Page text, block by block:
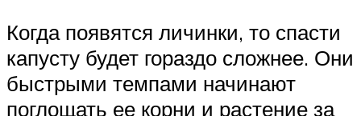
Когда появятся личинки, то спасти
капусту будет гораздо сложнее. Они
быстрыми темпами начинают
поглощать ее корни и растение за